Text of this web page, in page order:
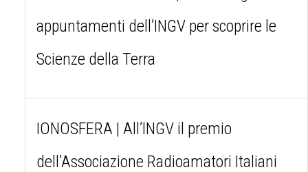
appuntamenti dell’INGV per scoprire le
Scienze della Terra
IONOSFERA | All’INGV il premio
dell’Associazione Radioamatori Italiani